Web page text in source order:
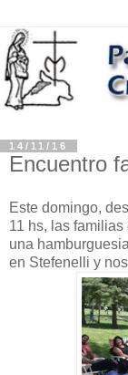
14/11/16
Encuentro
Este domingo,
11 hs, las
una
en Stefenelli y